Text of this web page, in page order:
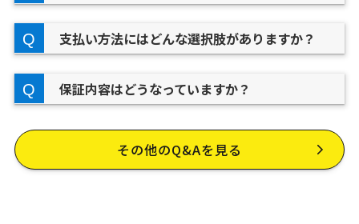
支払い方法にはどんな選択肢がありますか？
保証内容はどうなっていますか？
その他のQ&Aを見る